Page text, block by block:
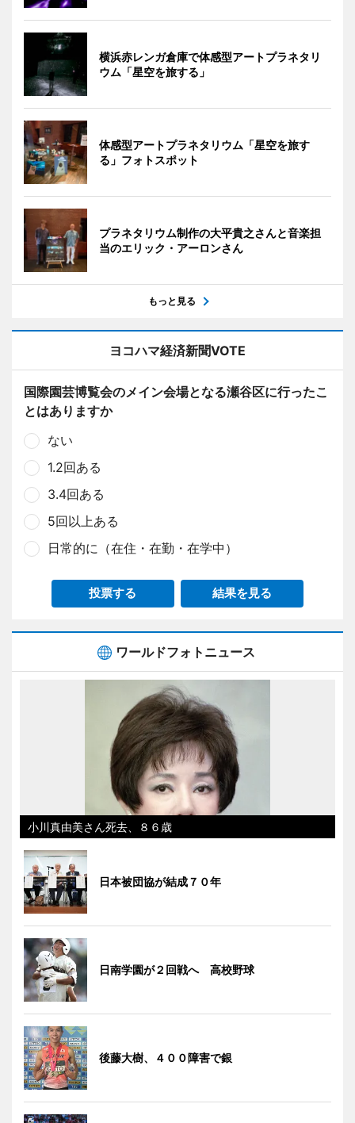
横浜赤レンガ倉庫で体感型アートプラネタリ
ウム「星空を旅する」
体感型アートプラネタリウム「星空を旅す
る」フォトスポット
プラネタリウム制作の大平貴之さんと音楽担
当のエリック・アーロンさん
もっと見る
ヨコハマ経済新聞VOTE
国際園芸博覧会のメイン会場となる瀬谷区に行ったこ
とはありますか
ない
1.2回ある
3.4回ある
5回以上ある
日常的に（在住・在勤・在学中）
投票する 結果を見る
ワールドフォトニュース
小川真由美さん死去、８６歳
日本被団協が結成７０年
日南学園が２回戦へ 高校野球
後藤大樹、４００障害で銀